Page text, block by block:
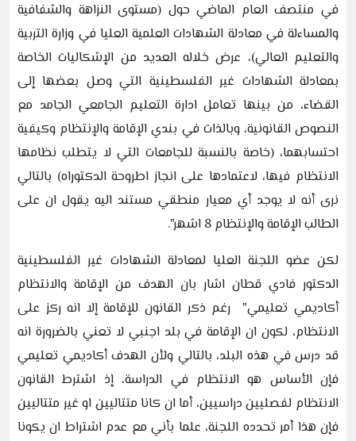
في منتصف العام الماضي حول (مستوى النزاهة والشفافية
والمساءلة في معادلة الشهادات العلمية العليا في وزارة التربية
والتعليم العالي)، عرض خلاله العديد من الإشكاليات الخاصة
بمعادلة الشهادات غير الفلسطينية التي وصل بعضها إلى
القضاء، من بينها تعامل ادارة التعليم الجامعي الجامد مع
النصوص القانونية، وبالذات في بندي الإقامة والإنتظام وكيفية
احتسابهما، (خاصة بالنسبة للجامعات التي لا يتطلب نظامها
الانتظام فيها، لاعتمادها على انجاز اطروحة الدكتوراه) بالتالي
نرى أنه لا يوجد أي معيار منطقي مستند اليه يقول ان على
الطالب الإقامة والإنتظام 8 اشهر".
لكن عضو اللجنة العليا لمعادلة الشهادات غير الفلسطينية
الدكتور فادي قطان اشار بان الهدف من الإقامة والانتظام
أكاديمي تعليمي" رغم ذكر القانون للإقامة إلا انه ركز على
الانتظام، لكون ان الإقامة في بلد اجنبي لا تعني بالضرورة انه
قد درس في هذه البلد، بالتالي ولأن الهدف أكاديمي تعليمي
فإن الأساس هو الانتظام في الدراسة، إذ اشترط القانون
الانتظام لفصليين دراسيين، أما ان كانا متتاليين او غير متتاليين
فإن هذا أمر تحدده اللجنة، علما بأني مع عدم اشتراط ان يكونا